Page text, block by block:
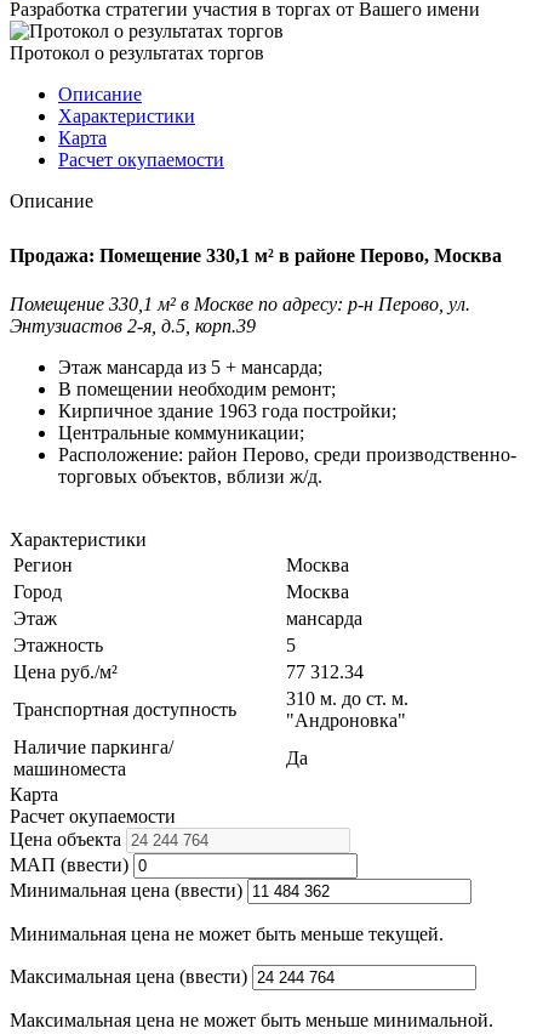
Разработка стратегии участия в торгах от Вашего имени
Протокол о результатах торгов
Описание
Характеристики
Карта
Расчет окупаемости
Описание
Продажа: Помещение 330,1 м² в районе Перово, Москва
Помещение 330,1 м² в Москве по адресу: р-н Перово, ул.
Энтузиастов 2-я, д.5, корп.39
Этаж мансарда из 5 + мансарда;
В помещении необходим ремонт;
Кирпичное здание 1963 года постройки;
Центральные коммуникации;
Расположение: район Перово, среди производственно-
торговых объектов, вблизи ж/д.
Характеристики
Регион
Москва
Город
Москва
Этаж
мансарда
Этажность
5
Цена руб./м²
77 312.34
Транспортная доступность
310 м. до ст. м.
"Андроновка"
Наличие паркинга/
машиноместа
Да
Карта
Расчет окупаемости
Цена объекта
МАП (ввести)
Минимальная цена (ввести)
Минимальная цена не может быть меньше текущей.
Максимальная цена (ввести)
Максимальная цена не может быть меньше минимальной.